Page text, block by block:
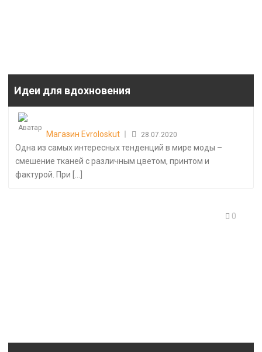
Идеи для вдохновения
Магазин Evroloskut
28.07.2020
Одна из самых интересных тенденций в мире моды –
смешение тканей с различным цветом, принтом и
фактурой. При [...]
0